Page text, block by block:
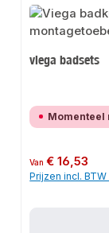
viega badsets
Momenteel
Normale prijs:
Van€ 16,53
Prijzen incl.